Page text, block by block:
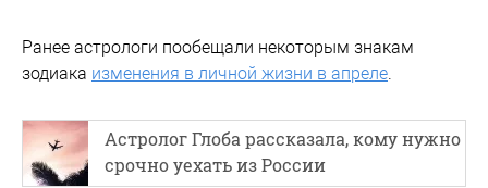
Ранее астрологи пообещали некоторым знакам
зодиака изменения в личной жизни в апреле.
Астролог Глоба рассказала, кому нужно
срочно уехать из России